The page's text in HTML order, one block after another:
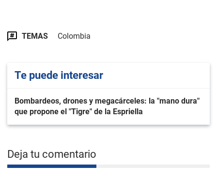
TEMAS Colombia
Te puede interesar
Bombardeos, drones y megacárceles: la "mano dura"
que propone el "Tigre" de la Espriella
Deja tu comentario